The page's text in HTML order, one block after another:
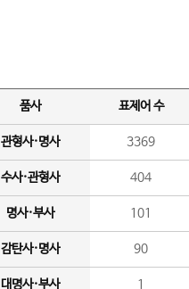
품사 표제어 수
관형사·명사 3369
수사·관형사 404
명사·부사 101
감탄사·명사 90
대명사·부사 1